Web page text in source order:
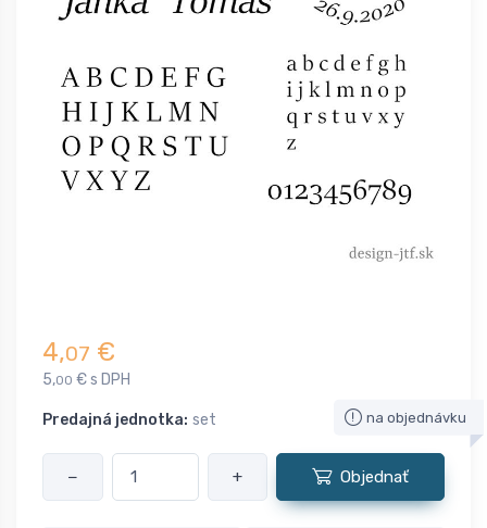
4,07 €
5,00 € s DPH
Predajná jednotka: set na objednávku
− + Objednať